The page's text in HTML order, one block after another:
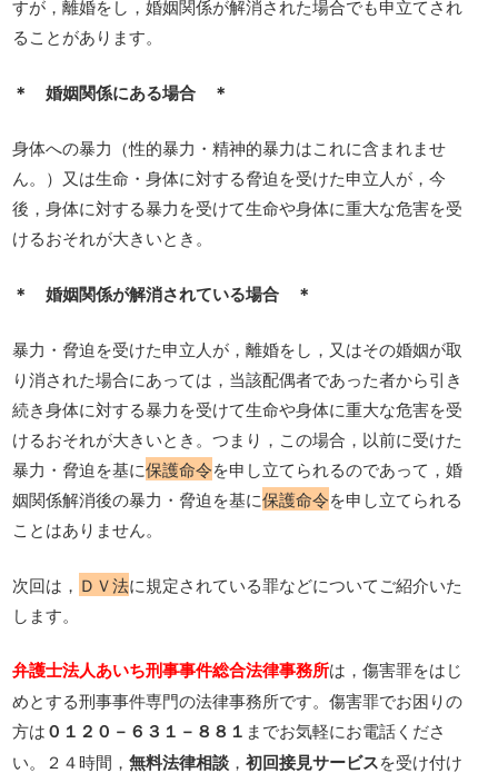
すが，離婚をし，婚姻関係が解消された場合でも申立てされ
ることがあります。
＊ 婚姻関係にある場合 ＊
身体への暴力（性的暴力・精神的暴力はこれに含まれませ
ん。）又は生命・身体に対する脅迫を受けた申立人が，今
後，身体に対する暴力を受けて生命や身体に重大な危害を受
けるおそれが大きいとき。
＊ 婚姻関係が解消されている場合 ＊
暴力・脅迫を受けた申立人が，離婚をし，又はその婚姻が取
り消された場合にあっては，当該配偶者であった者から引き
続き身体に対する暴力を受けて生命や身体に重大な危害を受
けるおそれが大きいとき。つまり，この場合，以前に受けた
暴力・脅迫を基に保護命令を申し立てられるのであって，婚
姻関係解消後の暴力・脅迫を基に保護命令を申し立てられる
ことはありません。
次回は， ＤＶ法に規定されている罪などについてご紹介いた
します。
弁護士法人あいち刑事事件総合法律事務所は，傷害罪をはじ
めとする刑事事件専門の法律事務所です。傷害罪でお困りの
方は０１２０－６３１－８８１ までお気軽にお電話くださ
い。２４時間，無料法律相談 ，初回接見サービスを受け付け